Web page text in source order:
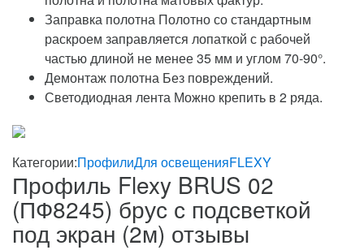
Заправка полотна Полотно со стандартным
раскроем заправляется лопаткой с рабочей
частью длиной не менее 35 мм и углом 70-90°.
Демонтаж полотна Без повреждений.
Светодиодная лента Можно крепить в 2 ряда.
Категории:ПрофилиДля освещенияFLEXY
Профиль Flexy BRUS 02
(ПФ8245) брус с подсветкой
под экран (2м) отзывы